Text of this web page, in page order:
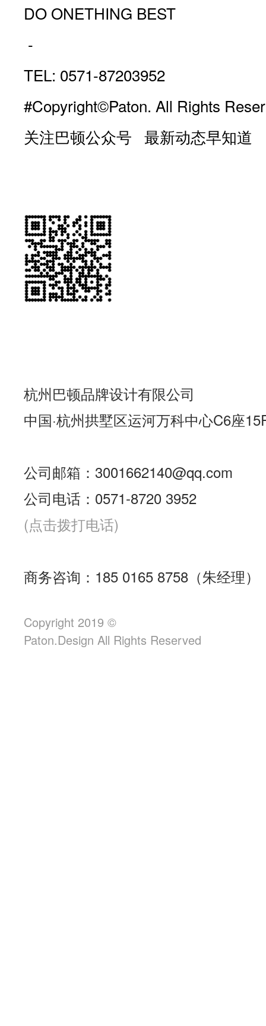
DO ONETHING BEST
-
TEL: 0571-87203952
#Copyright©Paton. All Rights
关注巴顿公众号 最新动态早知道
杭州巴顿品牌设计有限公司
中国·杭州拱墅区运河万科中心C6座
公司邮箱：3001662140@qq.com
公司电话：0571-8720 3952
(点击拨打电话)
商务咨询：185 0165 8758（朱经理）
Copyright 2019 ©
Paton.Design All Rights Reserved